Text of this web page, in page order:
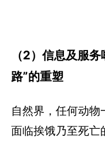
（2）信息及服
路”的重塑
自然界，任何动
面临挨饿乃至死亡